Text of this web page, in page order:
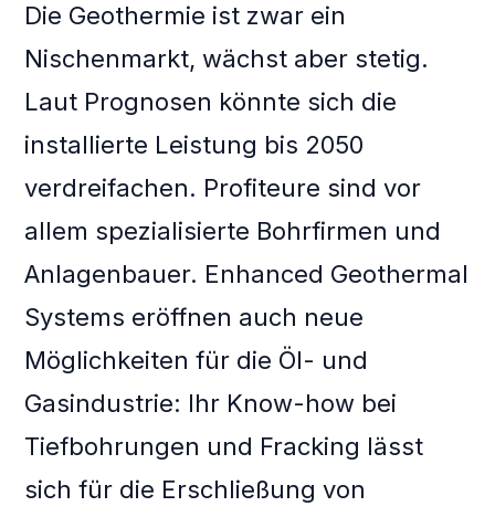
Die Geothermie ist zwar ein
Nischenmarkt, wächst aber stetig.
Laut Prognosen könnte sich die
installierte Leistung bis 2050
verdreifachen. Profiteure sind vor
allem spezialisierte Bohrfirmen und
Anlagenbauer. Enhanced Geothermal
Systems eröffnen auch neue
Möglichkeiten für die Öl- und
Gasindustrie: Ihr Know-how bei
Tiefbohrungen und Fracking lässt
sich für die Erschließung von